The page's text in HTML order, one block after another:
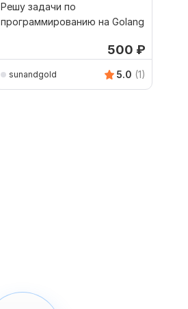
Решу задачи по
программированию на Golang
500 ₽
sunandgold 5.0 (1)